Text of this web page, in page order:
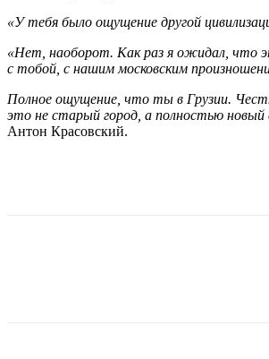
«У тебя было ощущение другой
«Нет, наоборот. Как раз я ожидал, что
с тобой, с нашим московским
Полное ощущение, что ты в Грузии.
это не старый город, а полностью новый
Антон Красовский.